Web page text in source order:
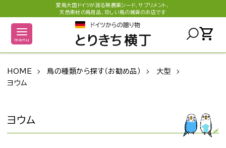
愛鳥大国ドイツが誇る無農薬シード、サプリメント、
天然素材の鳥用品、珍しい鳥の雑貨のお店です
menu shopping_cart
HOME 鳥の種類から探す（お勧め品）
大型
ヨウム
ヨウム